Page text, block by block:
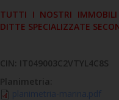
TUTTI I NOSTRI
DITTE SPECIALIZZATE
CIN: IT049003C2VTYL4C8S
Planimetria:
planimetria-marina.pdf